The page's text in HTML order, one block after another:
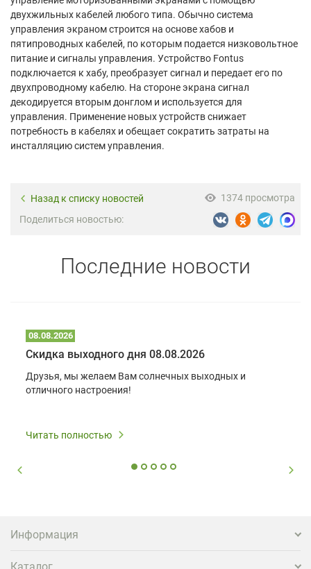
двухжильных кабелей любого типа. Обычно система
управления экраном строится на основе хабов и
пятипроводных кабелей, по которым подается низковольтное
питание и сигналы управления. Устройство Fontus
подключается к хабу, преобразует сигнал и передает его по
двухпроводному кабелю. На стороне экрана сигнал
декодируется вторым донглом и используется для
управления. Применение новых устройств снижает
потребность в кабелях и обещает сократить затраты на
инсталляцию систем управления.
Назад к списку новостей
1374 просмотра
Поделиться новостью:
Последние новости
08.08.2026
Скидка выходного дня 08.08.2026
Друзья, мы желаем Вам солнечных выходных и
отличного настроения!
Читать полностью
Информация
Каталог